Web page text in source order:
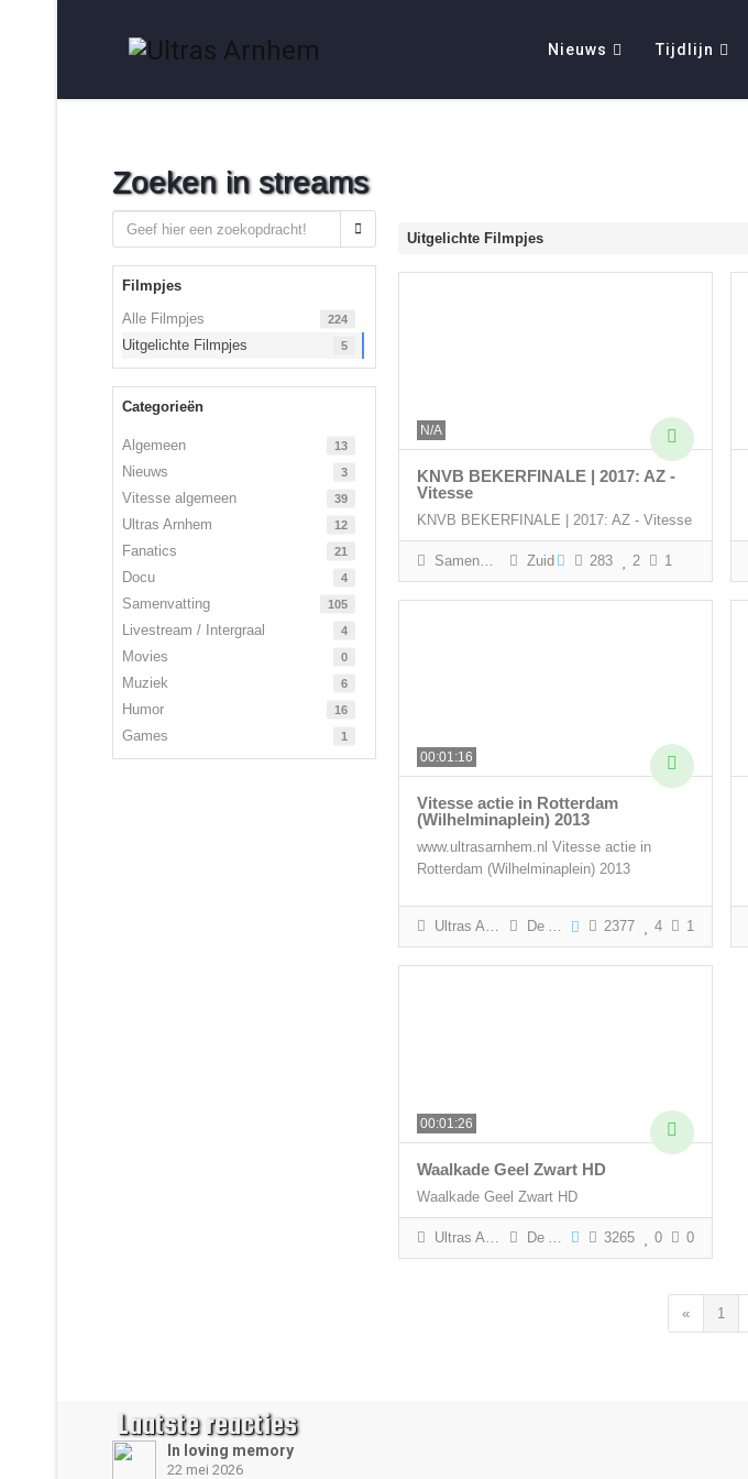
Nieuws Tijdlijn
Zoeken in streams
Filmpjes
Alle Filmpjes
224
Uitgelichte Filmpjes 5
Categorieën
Algemeen 13
Nieuws 3
Vitesse algemeen 39
Ultras Arnhem 12
Fanatics 21
Docu 4
Samenvatting 105
Livestream / Intergraal 4
Movies 0
Muziek 6
Humor 16
Games 1
Uitgelichte Filmpjes
N/A
KNVB BEKERFINALE | 2017: AZ -
Vitesse
KNVB BEKERFINALE | 2017: AZ - Vitesse
Samenvatting Zuid 283 2 1
00:01:16
Vitesse actie in Rotterdam
(Wilhelminaplein) 2013
www.ultrasarnhem.nl Vitesse actie in
Rotterdam (Wilhelminaplein) 2013
Ultras Arnhem De Aftrap 2377 4 1
00:01:26
Waalkade Geel Zwart HD
Waalkade Geel Zwart HD
Ultras Arnhem De Aftrap 3265 0 0
« 1
Laatste reacties
In loving memory
22 mei 2026